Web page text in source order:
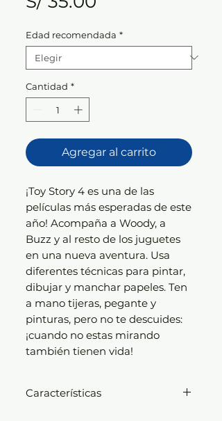
Edad recomendada *
Cantidad *
Agregar al carrito
¡Toy Story 4 es una de las
películas más esperadas de este
año! Acompaña a Woody, a
Buzz y al resto de los juguetes
en una nueva aventura. Usa
diferentes técnicas para pintar,
dibujar y manchar papeles. Ten
a mano tijeras, pegante y
pinturas, pero no te descuides:
¡cuando no estas mirando
también tienen vida!
Características